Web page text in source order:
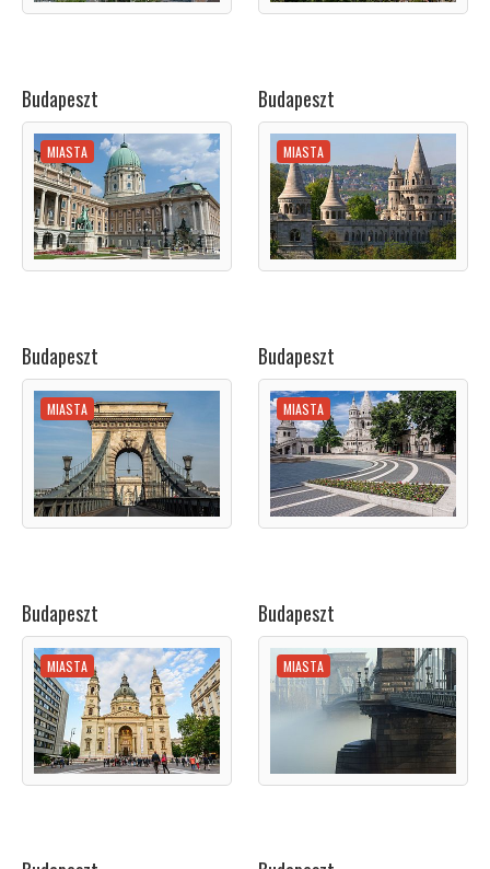
Budapeszt
MIASTA
Budapeszt
MIASTA
Budapeszt
MIASTA
Budapeszt
MIASTA
Budapeszt
MIASTA
Budapeszt
MIASTA